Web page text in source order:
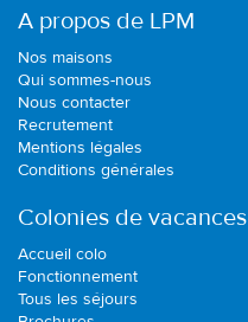
A propos de LPM
Nos maisons
Qui sommes-nous
Nous contacter
Recrutement
Mentions légales
Conditions générales
Colonies de vacances
Accueil colo
Fonctionnement
Tous les séjours